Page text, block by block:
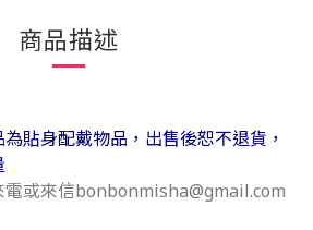
商品描述
貼身配戴物品，出售後恕不退貨，
電或來信bonbonmisha@gmail.com